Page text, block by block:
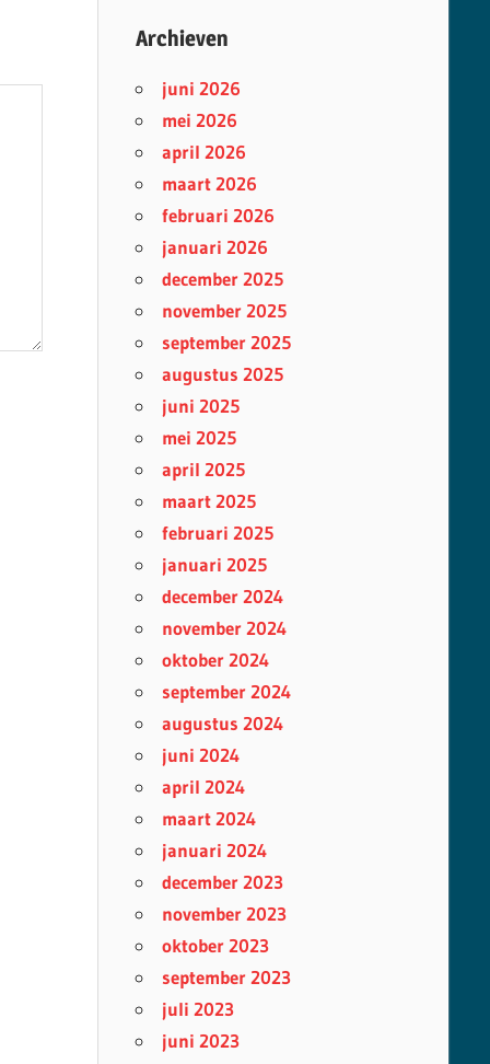
Archieven
juni 2026
mei 2026
april 2026
maart 2026
februari 2026
januari 2026
december 2025
november 2025
september 2025
augustus 2025
juni 2025
mei 2025
april 2025
maart 2025
februari 2025
januari 2025
december 2024
november 2024
oktober 2024
september 2024
augustus 2024
juni 2024
april 2024
maart 2024
januari 2024
december 2023
november 2023
oktober 2023
september 2023
juli 2023
juni 2023